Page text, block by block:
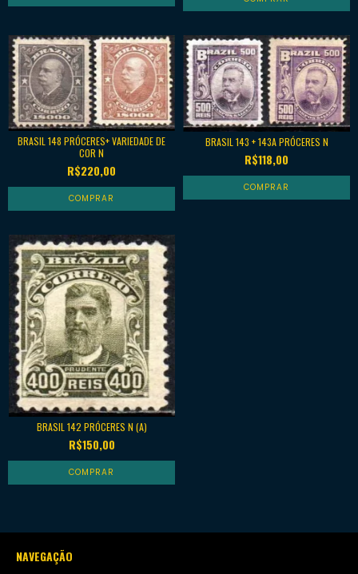
BRASIL 148 PRÓCERES+ VARIEDADE DE
COR N
R$220,00
BRASIL 143 + 143A PRÓCERES N
R$118,00
BRASIL 142 PRÓCERES N (A)
R$150,00
NAVEGAÇÃO